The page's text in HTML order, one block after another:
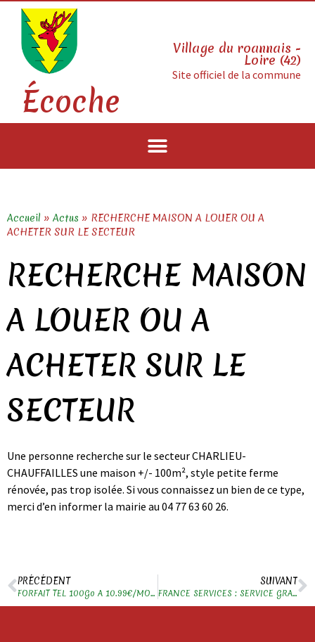
Écoche
Village du roannais -
Loire (42)
Site officiel de la commune
Accueil » Actus » RECHERCHE MAISON A LOUER OU A
ACHETER SUR LE SECTEUR
RECHERCHE MAISON
A LOUER OU A
ACHETER SUR LE
SECTEUR
Une personne recherche sur le secteur CHARLIEU-
CHAUFFAILLES une maison +/- 100m², style petite ferme
rénovée, pas trop isolée. Si vous connaissez un bien de ce type,
merci d’en informer la mairie au 04 77 63 60 26.
PRÉCÉDENT
FORFAIT TEL 100Go A 10.99€/MOIS SANS ENGAGEMENT
SUIVANT
FRANCE SERVICES : SERVICE GRATUIT – ACCOMPAGNEMENT AUX DÉMARCHES ADMINISTRATIVES